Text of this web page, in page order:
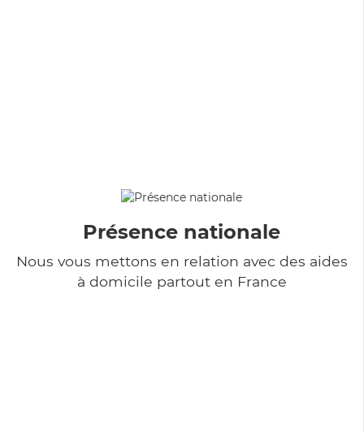
Présence nationale
Nous vous mettons en relation avec des aides
à domicile partout en France